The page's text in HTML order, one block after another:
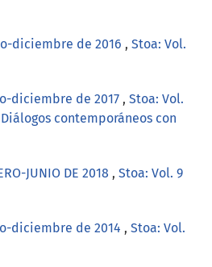
diciembre de 2016 , Stoa: Vol.
diciembre de 2017 , Stoa: Vol.
Diálogos contemporáneos con
JUNIO DE 2018 , Stoa: Vol. 9
diciembre de 2014 , Stoa: Vol.